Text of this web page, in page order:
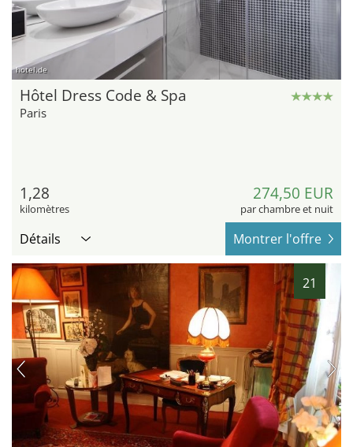
hotel.de
Hôtel Dress Code & Spa
Paris
1,28
kilomètres
274,50 EUR
par chambre et nuit
Détails Montrer l'offre
21